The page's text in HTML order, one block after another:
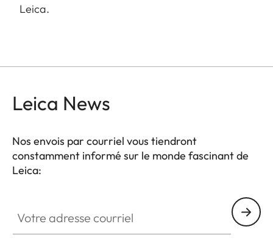
Leica.
Leica News
Nos envois par courriel vous tiendront
constamment informé sur le monde fascinant de
Leica: